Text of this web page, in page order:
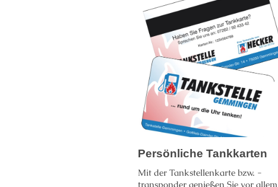
Persönliche Tankkarten
Mit der Tankstellenkarte bzw. -
transponder genießen Sie vor allem